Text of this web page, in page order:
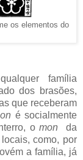
os elementos do
família
dos brasões,
que receberam
é socialmente
o mon
da
como, por
a família, já